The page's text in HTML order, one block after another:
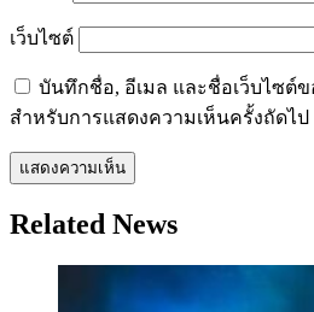
เว็บไซต์
บันทึกชื่อ, อีเมล และชื่อเว็บไซต์
สำหรับการแสดงความเห็นครั้งถัดไป
Related News